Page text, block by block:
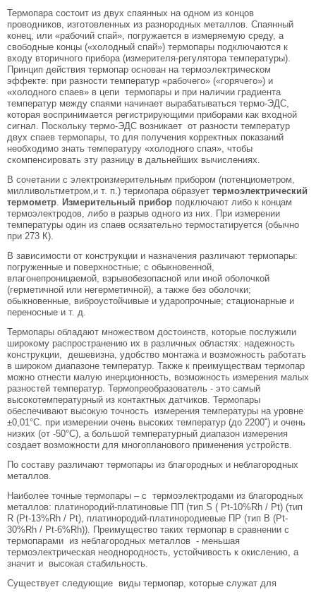
Термопара состоит из двух спаянных на одном из концов
проводников, изготовленных из разнородных металлов. Спаянный
конец, или «рабочий спай», погружается в измеряемую среду, а
свободные концы («холодный спай») термопары подключаются к
входу вторичного прибора (измерителя-регулятора температуры).
Принцип действия термопар основан на термоэлектрическом
эффекте: при разности температур «рабочего» («горячего») и
«холодного спаев» в цепи термопары и при наличии градиента
температур между спаями начинает вырабатываться термо-ЭДС,
которая воспринимается регистрирующими приборами как входной
сигнал. Поскольку термо-ЭДС возникает от разности температур
двух спаев термопары, то для получения корректных показаний
необходимо знать температуру «холодного спая», чтобы
скомпенсировать эту разницу в дальнейших вычислениях.
В сочетании с электроизмерительным прибором (потенциометром,
милливольтметром,и т. п.) термопара образует термоэлектрический
термометр. Измерительный прибор подключают либо к концам
термоэлектродов, либо в разрыв одного из них. При измерении
температуры один из спаев осязательно термостатируется (обычно
при 273 К).
В зависимости от конструкции и назначения различают термопары:
погруженные и поверхностные; с обыкновенной,
влагонепроницаемой, взрывобезопасной или иной оболочкой
(герметичной или негерметичной), а также без оболочки;
обыкновенные, виброустойчивые и ударопрочные; стационарные и
переносные и т. д.
Термопары обладают множеством достоинств, которые послужили
широкому распространению их в различных областях: надежность
конструкции, дешевизна, удобство монтажа и возможность работать
в широком диапазоне температур. Также к преимуществам термопар
можно отнести малую инерционность, возможность измерения малых
разностей температур. Термопреобразователь - это самый
высокотемпературный из контактных датчиков. Термопары
обеспечивают высокую точность измерения температуры на уровне
±0,01°С. при измерении очень высоких температур (до 2200˚) и очень
низких (от -50°С), а большой температурный диапазон измерения
создает возможности для многопланового применения устройств.
По составу различают термопары из благородных и неблагородных
металлов.
Наиболее точные термопары – с термоэлектродами из благородных
металлов: платинородий-платиновые ПП (тип S ( Pt-10%Rh / Pt) (тип
R (Pt-13%Rh / Pt), платинородий-платинородиевые ПР (тип В (Pt-
30%Rh / Pt-6%Rh)). Преимущество таких термопар в сравнении с
термопарами из неблагородных металлов - меньшая
термоэлектрическая неоднородность, устойчивость к окислению, а
значит и высокая стабильность.
Существует следующие виды термопар, которые служат для